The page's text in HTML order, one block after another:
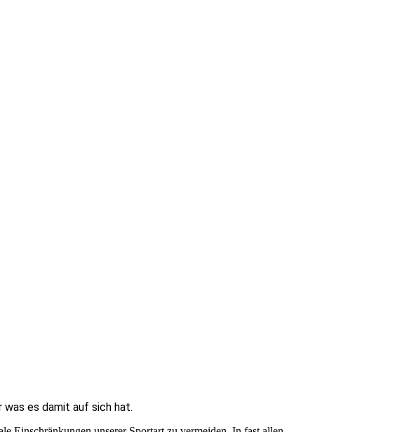
was es damit auf sich hat.